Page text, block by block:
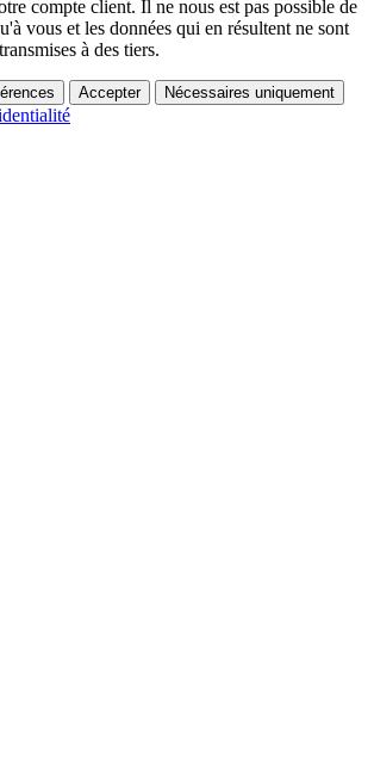
compte client. Il ne nous est pas possible de
vous et les données qui en résultent ne sont
à des tiers.
Accepter Nécessaires uniquement